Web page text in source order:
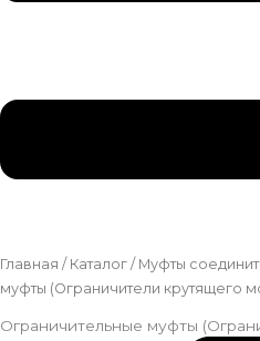
Главная / Каталог / Муфты
муфты (Ограничители крутящего
Ограничительные муфты